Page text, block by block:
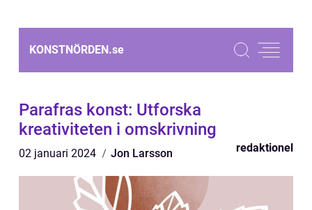
KONSTNÖRDEN.se
Parafras konst: Utforska
kreativiteten i omskrivning
02 januari 2024 Jon Larsson redaktionel